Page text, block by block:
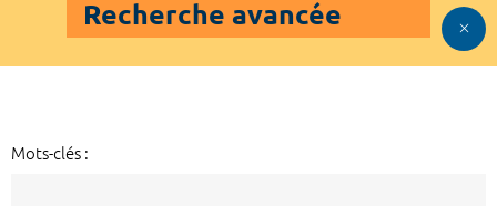
Recherche avancée
Mots-clés :